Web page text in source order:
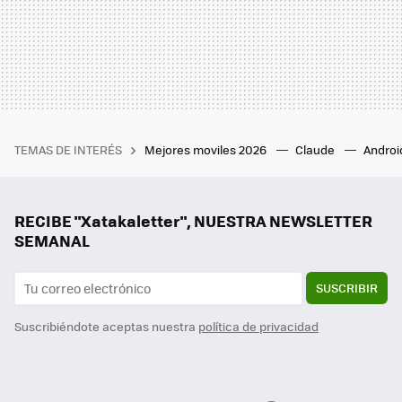
TEMAS DE INTERÉS Mejores moviles 2026 Claude
RECIBE "Xatakaletter", NUESTRA NEWSLETTER
SEMANAL
SUSCRIBIR
Suscribiéndote aceptas nuestra política de privacidad